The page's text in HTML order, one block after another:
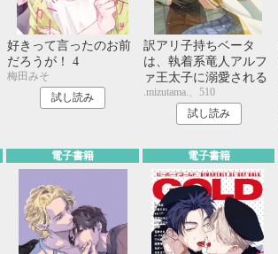
好きって言ったのお前
だろうが！ 4
梅田みそ
試し読み
訳アリ子持ちベータ
は、執着系竜人アルフ
ァ王太子に溺愛される
.mizutama.、510
試し読み
電子書籍 電子書籍